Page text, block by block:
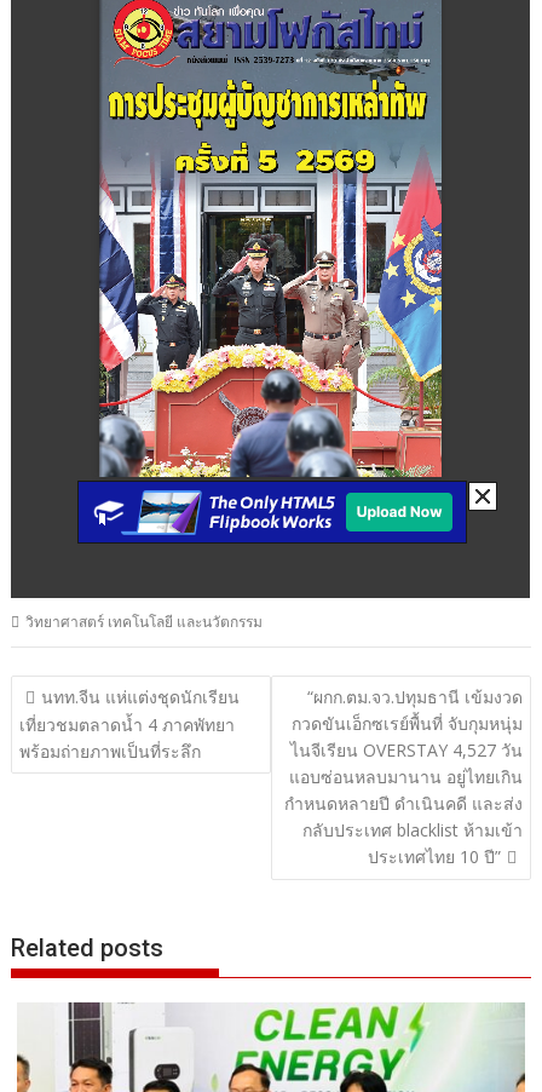
วิทยาศาสตร์ เทคโนโลยี และนวัตกรรม
แนะแนว
เรื่อง
นทท.จีน แห่แต่งชุดนักเรียน
เที่ยวชมตลาดน้ำ 4 ภาคพัทยา
พร้อมถ่ายภาพเป็นที่ระลึก
“ผกก.ตม.จว.ปทุมธานี เข้มงวด
กวดขันเอ็กซเรย์พื้นที่ จับกุมหนุ่ม
ไนจีเรียน OVERSTAY 4,527 วัน
แอบซ่อนหลบมานาน อยู่ไทยเกิน
กำหนดหลายปี ดำเนินคดี และส่ง
กลับประเทศ blacklist ห้ามเข้า
ประเทศไทย 10 ปี”
Related posts